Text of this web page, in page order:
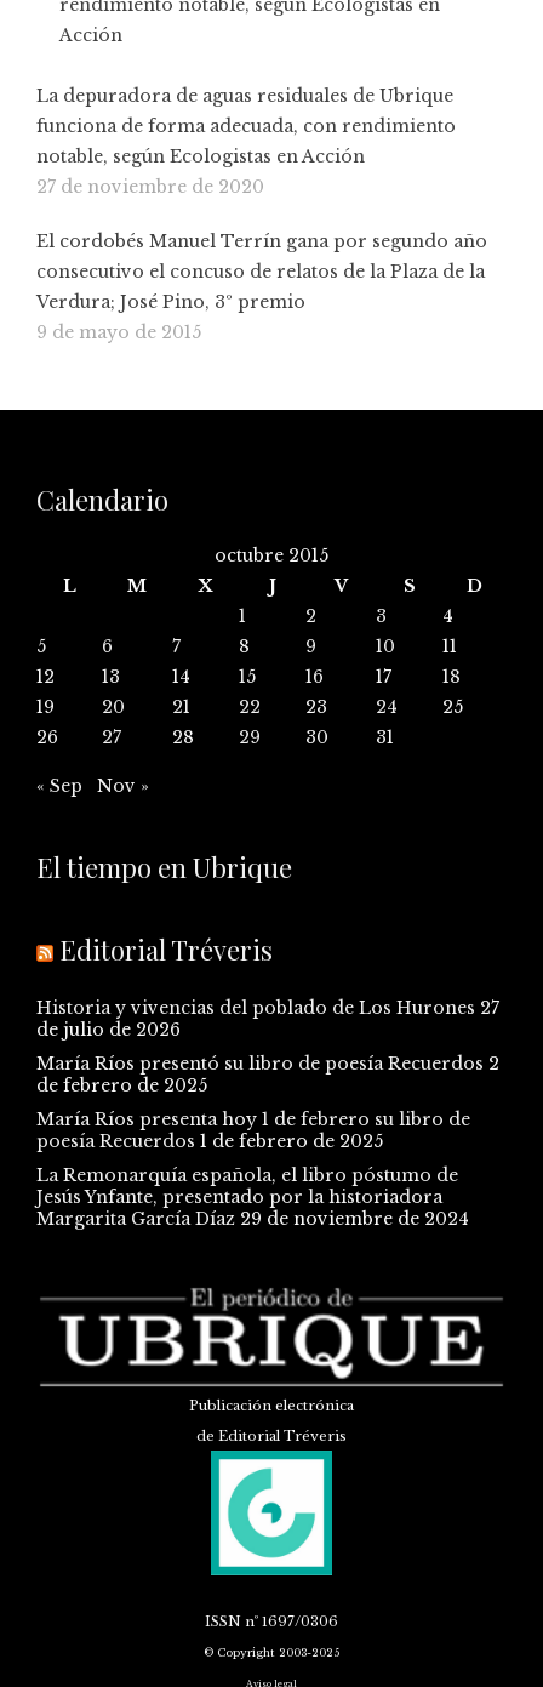
La depuradora de aguas residuales de Ubrique
funciona de forma adecuada, con rendimiento
notable, según Ecologistas en Acción
27 de noviembre de 2020
El cordobés Manuel Terrín gana por segundo año
consecutivo el concuso de relatos de la Plaza de la
Verdura; José Pino, 3º premio
9 de mayo de 2015
Calendario
octubre 2015
L
M X J V S
D
1
2 3
4
5
6 7 8 9 10
11
12
13 14 15 16 17
18
19
20 21 22 23 24
25
26
27 28 29 30 31
« Sep Nov »
El tiempo en Ubrique
Editorial Tréveris
Historia y vivencias del poblado de Los Hurones 27
de julio de 2026
María Ríos presentó su libro de poesía Recuerdos 2
de febrero de 2025
María Ríos presenta hoy 1 de febrero su libro de
poesía Recuerdos 1 de febrero de 2025
La Remonarquía española, el libro póstumo de
Jesús Ynfante, presentado por la historiadora
Margarita García Díaz 29 de noviembre de 2024
Publicación electrónica
de Editorial Tréveris
ISSN nº 1697/0306
© Copyright 2003-2025
Aviso legal